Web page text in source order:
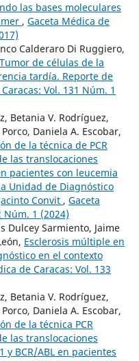
las bases moleculares
, Gaceta Médica de
Calderaro Di Ruggiero,
Tumor de células de la
tardía. Reporte de
Vol. 131 Núm. 1
Betania V. Rodríguez,
Daniela A. Escobar,
de la técnica de PCR
las translocaciones
pacientes con leucemia
Unidad de Diagnóstico
Convit , Gaceta
Núm. 1 (2024)
Dulcey Sarmiento, Jaime
Esclerosis múltiple en
en el contexto
de Caracas: Vol. 133
Betania V. Rodríguez,
Daniela A. Escobar,
de la técnica PCR
las translocaciones
y BCR/ABL en pacientes